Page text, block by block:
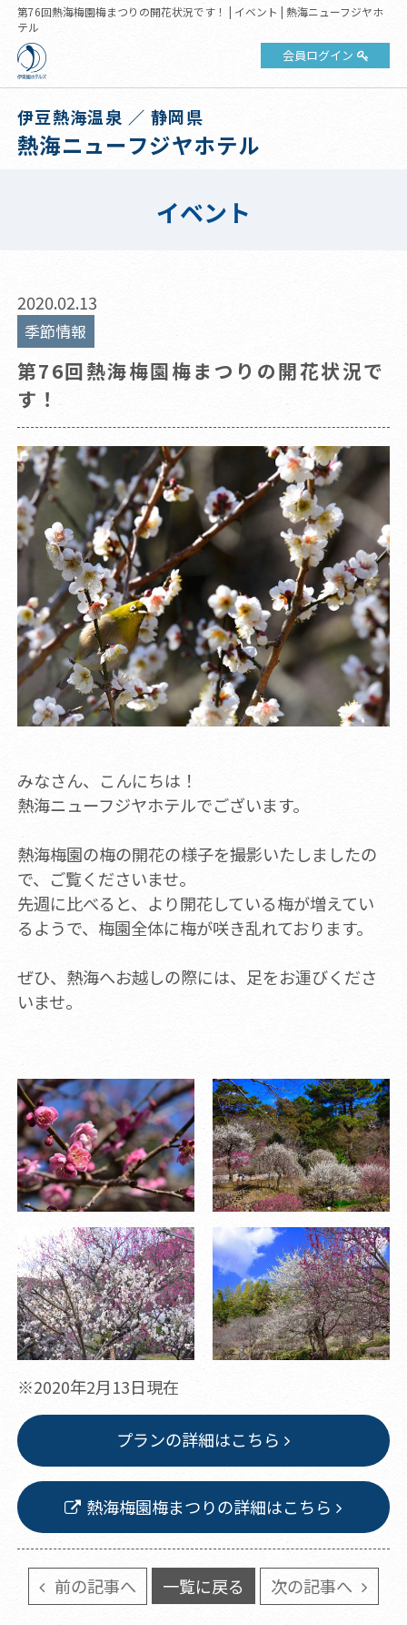
第76回熱海梅園梅まつりの開花状況です！ | イベント | 熱海ニューフジヤホ
テル
会員ログイン
伊豆熱海温泉 ／ 静岡県
熱海ニューフジヤホテル
イベント
2020.02.13
季節情報
第76回熱海梅園梅まつりの開花状況で
す！
みなさん、こんにちは！
熱海ニューフジヤホテルでございます。
熱海梅園の梅の開花の様子を撮影いたしましたの
で、ご覧くださいませ。
先週に比べると、より開花している梅が増えてい
るようで、梅園全体に梅が咲き乱れております。
ぜひ、熱海へお越しの際には、足をお運びくださ
いませ。
※2020年2月13日現在
プランの詳細はこちら
熱海梅園梅まつりの詳細はこちら
前の記事へ 一覧に戻る 次の記事へ